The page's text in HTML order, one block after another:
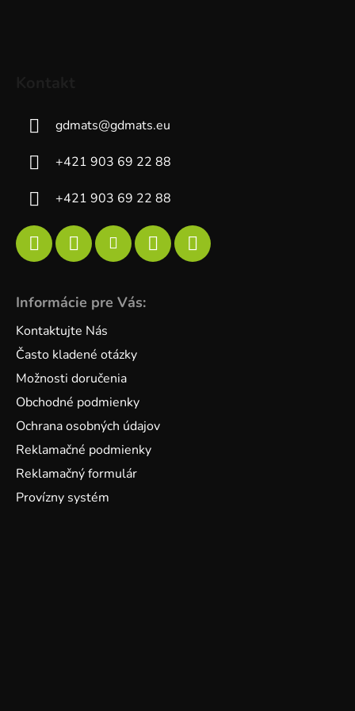
gdmats@gdmats.eu
+421 903 69 22 88
+421 903 69 22 88
Informácie pre Vás:
Kontaktujte Nás
Často kladené otázky
Možnosti doručenia
Obchodné podmienky
Ochrana osobných údajov
Reklamačné podmienky
Reklamačný formulár
Provízny systém